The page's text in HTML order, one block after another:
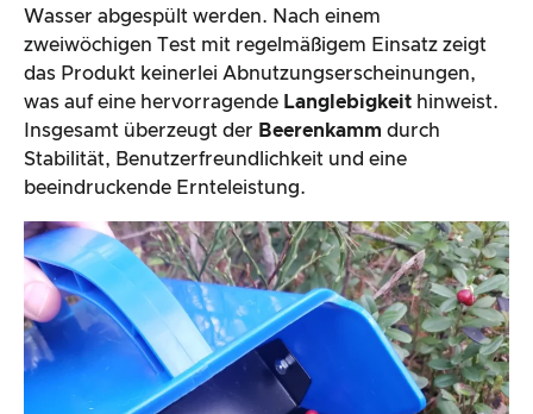
Wasser abgespült werden. Nach einem
zweiwöchigen Test mit regelmäßigem Einsatz zeigt
das Produkt keinerlei Abnutzungserscheinungen,
was auf eine hervorragende Langlebigkeit hinweist.
Insgesamt überzeugt der Beerenkamm durch
Stabilität, Benutzerfreundlichkeit und eine
beeindruckende Ernteleistung.